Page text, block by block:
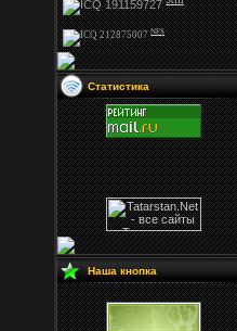
NFS
Статистика
Наша кнопка